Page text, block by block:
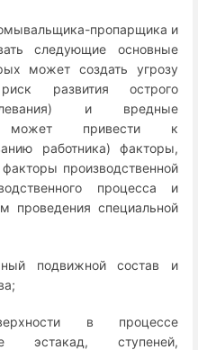
пропарщика и
следующие основные
может создать угрозу
развития острого
и вредные
может привести к
работника) факторы,
производственной
процесса и
проведения специальной
подвижной состав и
в процессе
эстакад, ступеней,